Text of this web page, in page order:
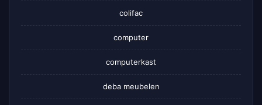
colifac
computer
computerkast
deba meubelen